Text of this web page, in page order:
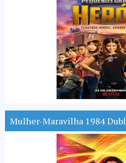
Mulher-Maravilha 1984